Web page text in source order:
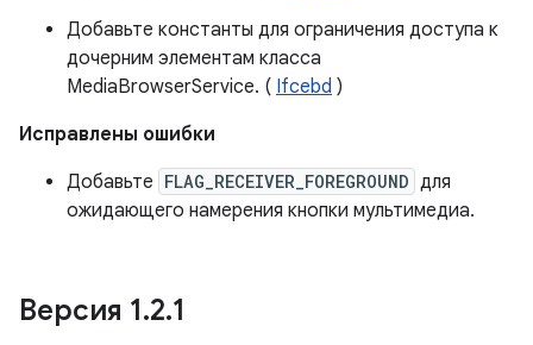
Добавьте константы для ограничения доступа к
дочерним элементам класса
MediaBrowserService. ( Ifcebd )
Исправлены ошибки
Добавьте FLAG_RECEIVER_FOREGROUND для
ожидающего намерения кнопки мультимедиа.
Версия 1.2.1